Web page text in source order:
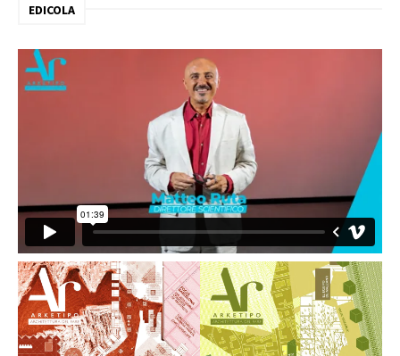
EDICOLA